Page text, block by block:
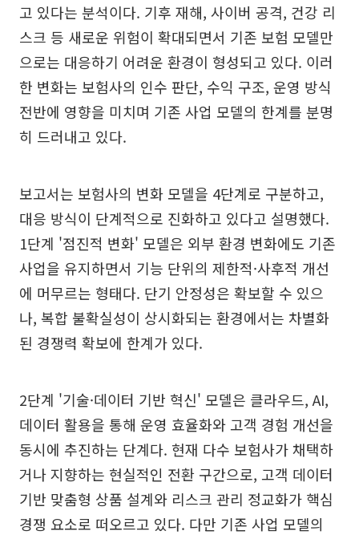
고 있다는 분석이다. 기후 재해, 사이버 공격, 건강 리
스크 등 새로운 위험이 확대되면서 기존 보험 모델만
으로는 대응하기 어려운 환경이 형성되고 있다. 이러
한 변화는 보험사의 인수 판단, 수익 구조, 운영 방식
전반에 영향을 미치며 기존 사업 모델의 한계를 분명
히 드러내고 있다.
보고서는 보험사의 변화 모델을 4단계로 구분하고,
대응 방식이 단계적으로 진화하고 있다고 설명했다.
1단계 '점진적 변화' 모델은 외부 환경 변화에도 기존
사업을 유지하면서 기능 단위의 제한적·사후적 개선
에 머무르는 형태다. 단기 안정성은 확보할 수 있으
나, 복합 불확실성이 상시화되는 환경에서는 차별화
된 경쟁력 확보에 한계가 있다.
2단계 '기술·데이터 기반 혁신' 모델은 클라우드, AI,
데이터 활용을 통해 운영 효율화와 고객 경험 개선을
동시에 추진하는 단계다. 현재 다수 보험사가 채택하
거나 지향하는 현실적인 전환 구간으로, 고객 데이터
기반 맞춤형 상품 설계와 리스크 관리 정교화가 핵심
경쟁 요소로 떠오르고 있다. 다만 기존 사업 모델의